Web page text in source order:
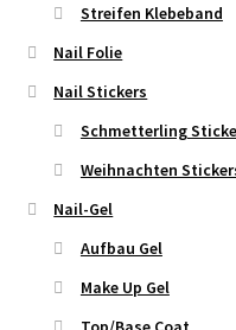
Streifen Klebeband
Nail Folie
Nail Stickers
Schmetterling
Weihnachten
Nail-Gel
Aufbau Gel
Make Up Gel